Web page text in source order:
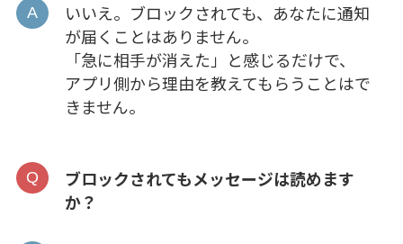
いいえ。ブロックされても、あなたに通知
が届くことはありません。
「急に相手が消えた」と感じるだけで、
アプリ側から理由を教えてもらうことはで
きません。
ブロックされてもメッセージは読めます
か？